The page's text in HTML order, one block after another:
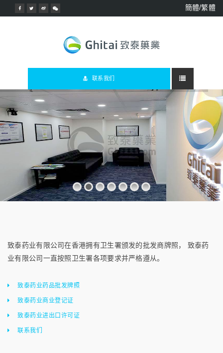
簡體/繁體
联系我们
致泰药业有限公司在香港拥有卫生署颁发的批发商牌照， 致泰药
业有限公司一直按照卫生署各项要求并严格遵从。
致泰药业药品批发牌照
致泰药业商业登记证
致泰药业进出口许可证
联系我们